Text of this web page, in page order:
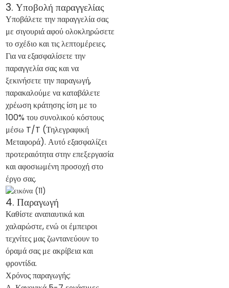
3. Υποβολή παραγγελίας
Υποβάλετε την παραγγελία σας
με σιγουριά αφού ολοκληρώσετε
το σχέδιο και τις λεπτομέρειες.
Για να εξασφαλίσετε την
παραγγελία σας και να
ξεκινήσετε την παραγωγή,
παρακαλούμε να καταβάλετε
χρέωση κράτησης ίση με το
100% του συνολικού κόστους
μέσω T/T (Τηλεγραφική
Μεταφορά). Αυτό εξασφαλίζει
προτεραιότητα στην επεξεργασία
και αφοσιωμένη προσοχή στο
έργο σας.
4. Παραγωγή
Καθίστε αναπαυτικά και
χαλαρώστε, ενώ οι έμπειροι
τεχνίτες μας ζωντανεύουν το
όραμά σας με ακρίβεια και
φροντίδα.
Χρόνος παραγωγής: